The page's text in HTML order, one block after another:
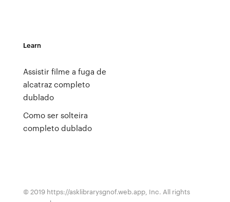
Learn
Assistir filme a fuga de
alcatraz completo
dublado
Como ser solteira
completo dublado
© 2019 https://asklibrarysgnof.web.app, Inc. All rights